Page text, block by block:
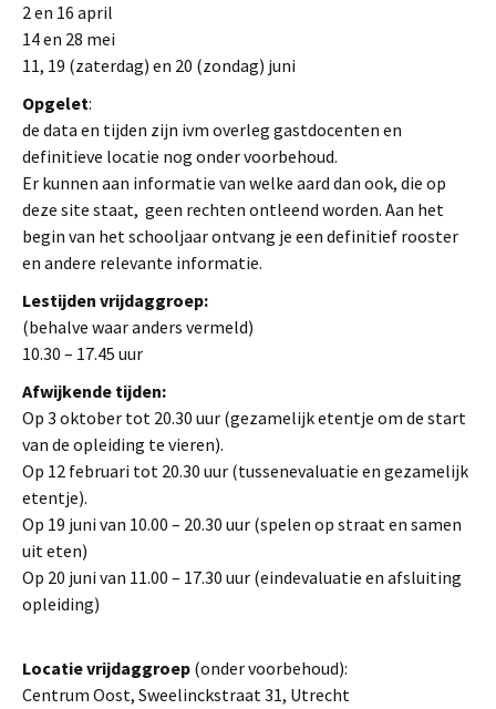
2 en 16 april
14 en 28 mei
11, 19 (zaterdag) en 20 (zondag) juni
Opgelet:
de data en tijden zijn ivm overleg gastdocenten en
definitieve locatie nog onder voorbehoud.
Er kunnen aan informatie van welke aard dan ook, die op
deze site staat, geen rechten ontleend worden. Aan het
begin van het schooljaar ontvang je een definitief rooster
en andere relevante informatie.
Lestijden vrijdaggroep:
(behalve waar anders vermeld)
10.30 – 17.45 uur
Afwijkende tijden:
Op 3 oktober tot 20.30 uur (gezamelijk etentje om de start
van de opleiding te vieren).
Op 12 februari tot 20.30 uur (tussenevaluatie en gezamelijk
etentje).
Op 19 juni van 10.00 – 20.30 uur (spelen op straat en samen
uit eten)
Op 20 juni van 11.00 – 17.30 uur (eindevaluatie en afsluiting
opleiding)
Locatie vrijdaggroep (onder voorbehoud):
Centrum Oost, Sweelinckstraat 31, Utrecht